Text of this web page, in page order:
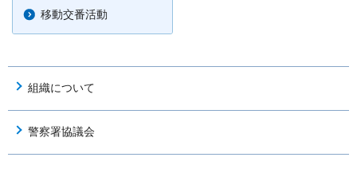
移動交番活動
組織について
警察署協議会